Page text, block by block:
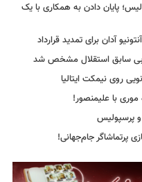
پایان دادن به همکاری با یک
آدان برای تمدید قرارداد
سابق استقلال مشخص شد
روی نیمکت ایتالیا
با علیمنصور!
و پرسپولیس